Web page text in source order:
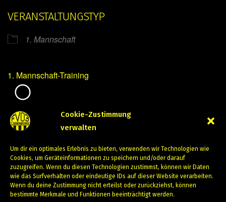
Cookie-Zustimmung
verwalten
Um dir ein optimales Erlebnis zu bieten, verwenden wir Technologien wie
Cookies, um Geräteinformationen zu speichern und/oder darauf
zuzugreifen. Wenn du diesen Technologien zustimmst, können wir Daten
wie das Surfverhalten oder eindeutige IDs auf dieser Website verarbeiten.
Wenn du deine Zustimmung nicht erteilst oder zurückziehst, können
bestimmte Merkmale und Funktionen beeinträchtigt werden.
VERANSTALTUNGSTYP
1. Mannschaft
1. Mannschaft-Training
Januar 23, 2024
PREVIOUS